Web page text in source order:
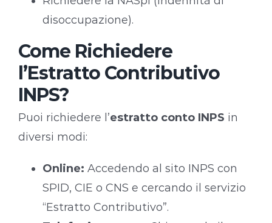
disoccupazione).
Come Richiedere
l’Estratto Contributivo
INPS?
Puoi richiedere l’estratto conto INPS in
diversi modi:
Online: Accedendo al sito INPS con
SPID, CIE o CNS e cercando il servizio
“Estratto Contributivo”.